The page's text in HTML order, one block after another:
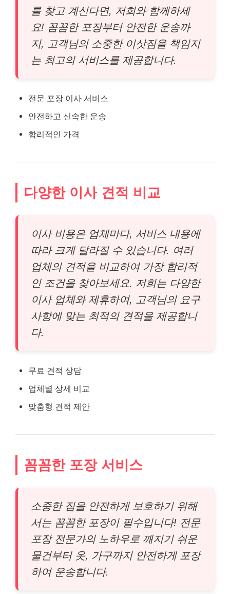
를 찾고 계신다면, 저희와 함께하세
요! 꼼꼼한 포장부터 안전한 운송까
지, 고객님의 소중한 이삿짐을 책임지
는 최고의 서비스를 제공합니다.
전문 포장 이사 서비스
안전하고 신속한 운송
합리적인 가격
다양한 이사 견적 비교
이사 비용은 업체마다, 서비스 내용에
따라 크게 달라질 수 있습니다. 여러
업체의 견적을 비교하여 가장 합리적
인 조건을 찾아보세요. 저희는 다양한
이사 업체와 제휴하여, 고객님의 요구
사항에 맞는 최적의 견적을 제공합니
다.
무료 견적 상담
업체별 상세 비교
맞춤형 견적 제안
꼼꼼한 포장 서비스
소중한 짐을 안전하게 보호하기 위해
서는 꼼꼼한 포장이 필수입니다! 전문
포장 전문가의 노하우로 깨지기 쉬운
물건부터 옷, 가구까지 안전하게 포장
하여 운송합니다.